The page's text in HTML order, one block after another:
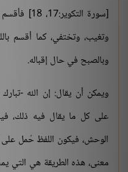
[سورة
وتغيب، وتختفي، كما أقسم
وبالصبح في حال إقباله.
ويمكن أن يقال: إن الله -
على كل ما يقال فيه ذلك،
الوحش، فيكون اللفظ حُمل
معنى، هذه الطريقة هي التي